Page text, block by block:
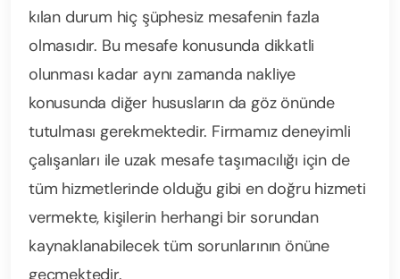
kılan durum hiç şüphesiz mesafenin fazla
olmasıdır. Bu mesafe konusunda dikkatli
olunması kadar aynı zamanda nakliye
konusunda diğer hususların da göz önünde
tutulması gerekmektedir. Firmamız deneyimli
çalışanları ile uzak mesafe taşımacılığı için de
tüm hizmetlerinde olduğu gibi en doğru hizmeti
vermekte, kişilerin herhangi bir sorundan
kaynaklanabilecek tüm sorunlarının önüne
geçmektedir.